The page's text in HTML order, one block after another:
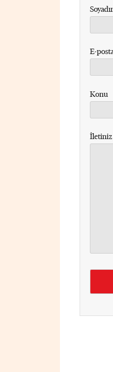
E-
Konu
İletiniz